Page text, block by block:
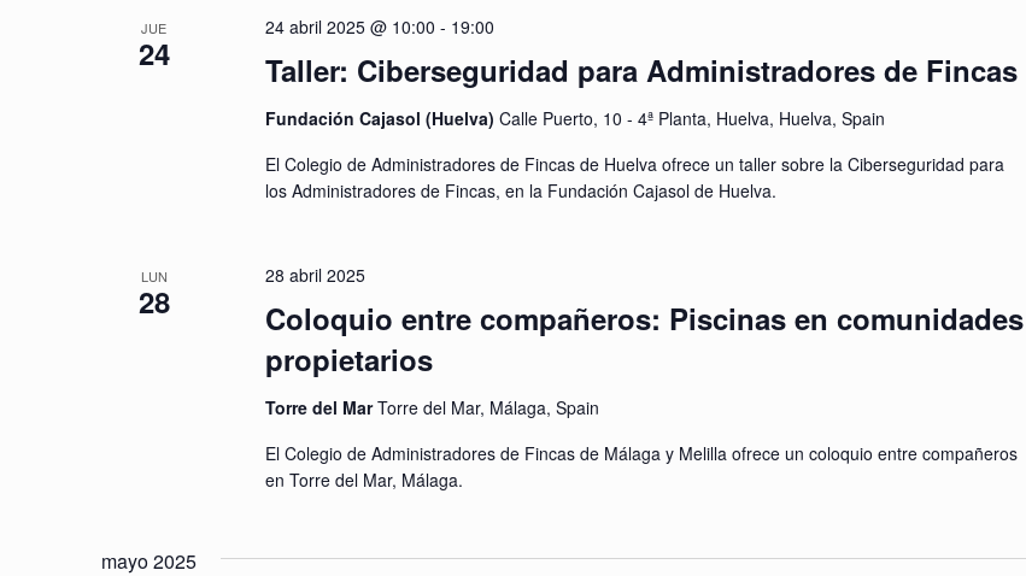
JUE
24 Taller: Ciberseguridad para Administradores de Fincas
24 abril 2025 @ 10:00 - 19:00
Fundación Cajasol (Huelva) Calle Puerto, 10 - 4ª Planta, Huelva, Huelva, Spain
El Colegio de Administradores de Fincas de Huelva ofrece un taller sobre la Ciberseguridad para
los Administradores de Fincas, en la Fundación Cajasol de Huelva.
LUN
28
Coloquio entre compañeros: Piscinas en comunidades
propietarios
28 abril 2025
Torre del MarTorre del Mar, Málaga, Spain
El Colegio de Administradores de Fincas de Málaga y Melilla ofrece un coloquio entre compañeros
en Torre del Mar, Málaga.
mayo 2025